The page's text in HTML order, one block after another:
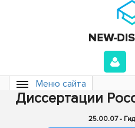
Меню сайта
Диссертации
25.00.07 -